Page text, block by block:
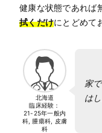
健康な状態であれば
拭くだけにとどめて
北海道
臨床経験：
21-25年一般内
科, 腫瘍科, 皮膚
科
家
は